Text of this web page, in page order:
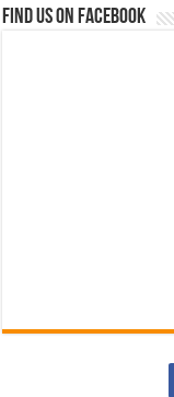
Find us on Facebook